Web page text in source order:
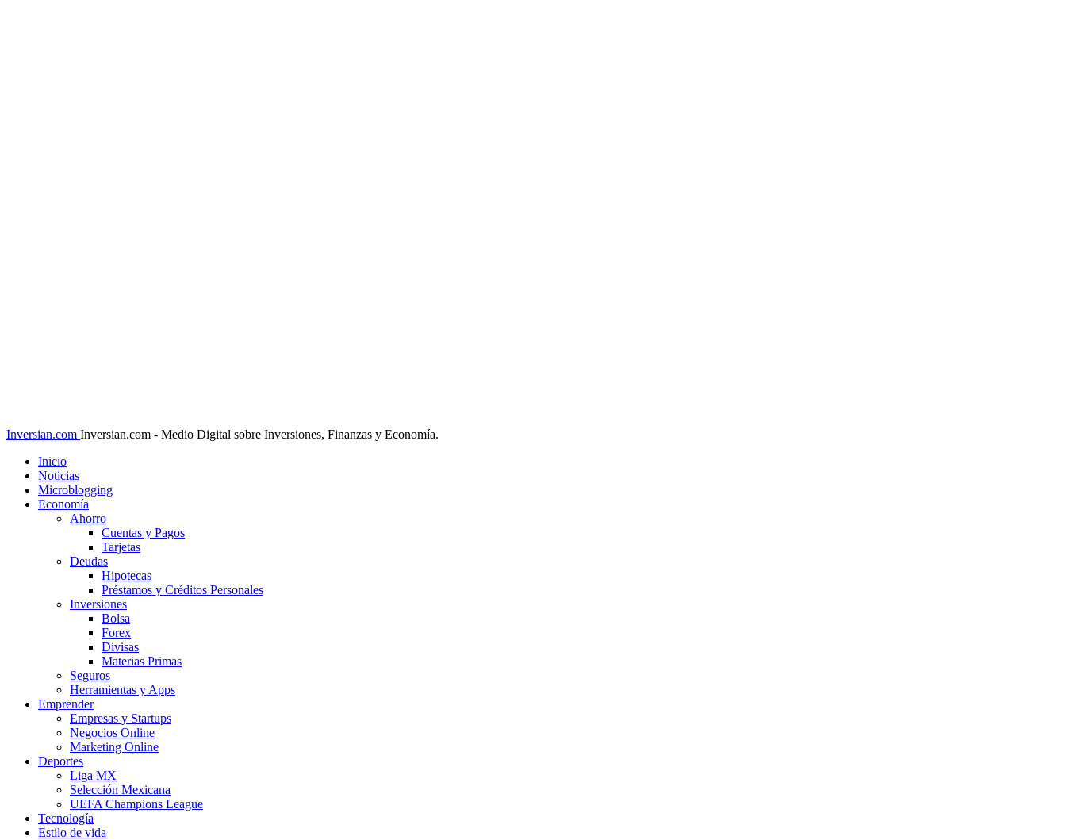
Inversian.com Inversian.com - Medio Digital sobre Inversiones, Finanzas y Economía.
Inicio
Noticias
Microblogging
Economía
Ahorro
Cuentas y Pagos
Tarjetas
Deudas
Hipotecas
Préstamos y Créditos Personales
Inversiones
Bolsa
Forex
Divisas
Materias Primas
Seguros
Herramientas y Apps
Emprender
Empresas y Startups
Negocios Online
Marketing Online
Deportes
Liga MX
Selección Mexicana
UEFA Champions League
Tecnología
Estilo de vida